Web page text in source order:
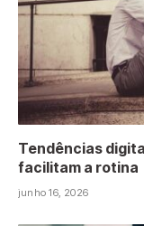
Tendências
facilitam a rotina
junho 16, 2026